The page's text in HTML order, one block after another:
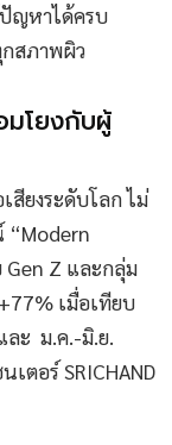
ญหาได้ครบ
สภาพผิว
มโยงกับผู้
ยงระดับโลก ไม่
“Modern
Gen Z และกลุ่ม
เมื่อเทียบ
ละ ม.ค.-มิ.ย.
ตอร์ SRICHAND